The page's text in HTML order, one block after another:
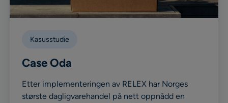
Kasusstudie
Case Oda
Etter implementeringen av RELEX har Norges
største dagligvarehandel på nett oppnådd en